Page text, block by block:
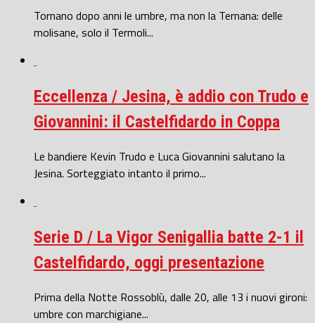
Tornano dopo anni le umbre, ma non la Ternana: delle
molisane, solo il Termoli...
Eccellenza / Jesina, è addio con Trudo e
Giovannini: il Castelfidardo in Coppa
Le bandiere Kevin Trudo e Luca Giovannini salutano la
Jesina. Sorteggiato intanto il primo...
Serie D / La Vigor Senigallia batte 2-1 il
Castelfidardo, oggi presentazione
Prima della Notte Rossoblù, dalle 20, alle 13 i nuovi gironi:
umbre con marchigiane...